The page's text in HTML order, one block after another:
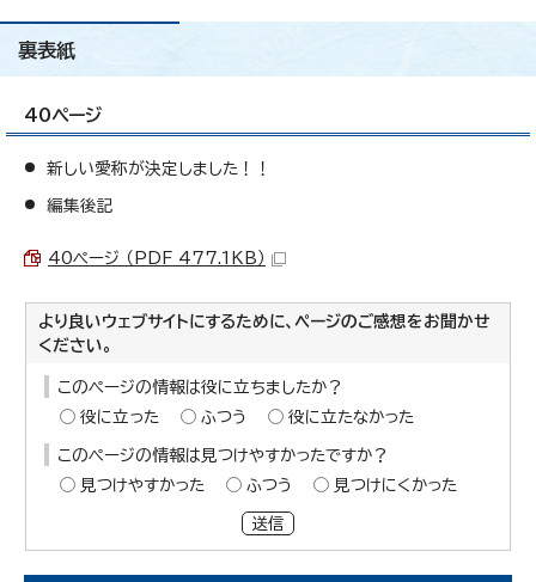
裏表紙
40ページ
新しい愛称が決定しました！！
編集後記
40ページ （PDF 477.1KB）
より良いウェブサイトにするために、ページのご感想をお聞かせ
ください。
このページの情報は役に立ちましたか？
役に立った
ふつう 役に立たなかった
このページの情報は見つけやすかったですか？
見つけやすかった
ふつう 見つけにくかった
送信